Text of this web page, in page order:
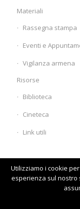
Materiali
Rassegna stampa
Eventi e
Vigilanza armena
Risorse
Biblioteca
Cineteca
Link utili
©
Visita il
Utilizziamo i cookie
esperienza sul nostro